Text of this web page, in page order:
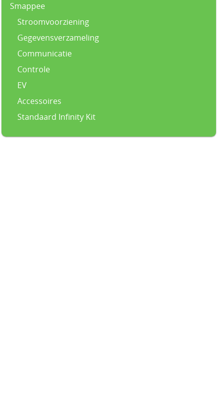
Smappee
Stroomvoorziening
Gegevensverzameling
Communicatie
Controle
EV
Accessoires
Standaard Infinity Kit